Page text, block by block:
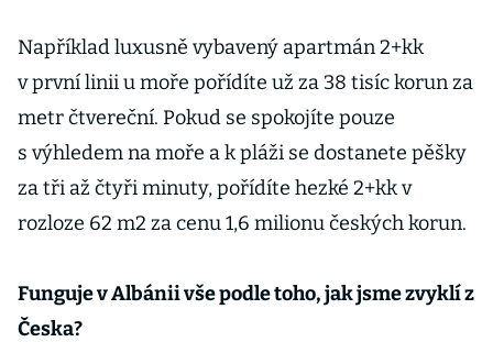
Například luxusně vybavený apartmán 2+kk
v první linii u moře pořídíte už za 38 tisíc korun za
metr čtvereční. Pokud se spokojíte pouze
s výhledem na moře a k pláži se dostanete pěšky
za tři až čtyři minuty, pořídíte hezké 2+kk v
rozloze 62 m2 za cenu 1,6 milionu českých korun.
Funguje v Albánii vše podle toho, jak jsme zvyklí z
Česka?